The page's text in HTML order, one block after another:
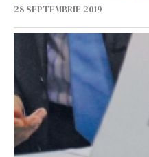
28 SEPTEMBRIE 2019